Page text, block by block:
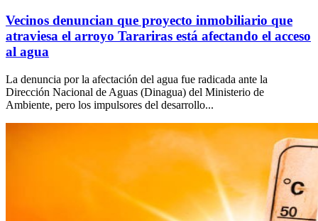
Vecinos denuncian que proyecto inmobiliario que
atraviesa el arroyo Tarariras está afectando el acceso
al agua
La denuncia por la afectación del agua fue radicada ante la
Dirección Nacional de Aguas (Dinagua) del Ministerio de
Ambiente, pero los impulsores del desarrollo...